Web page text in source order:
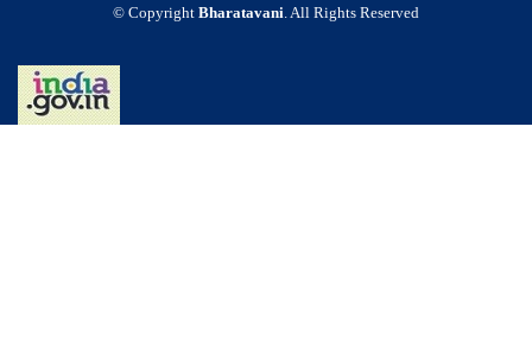
© Copyright Bharatavani. All Rights Reserved